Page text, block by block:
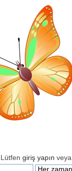
. Lütfengiriş yapın veya